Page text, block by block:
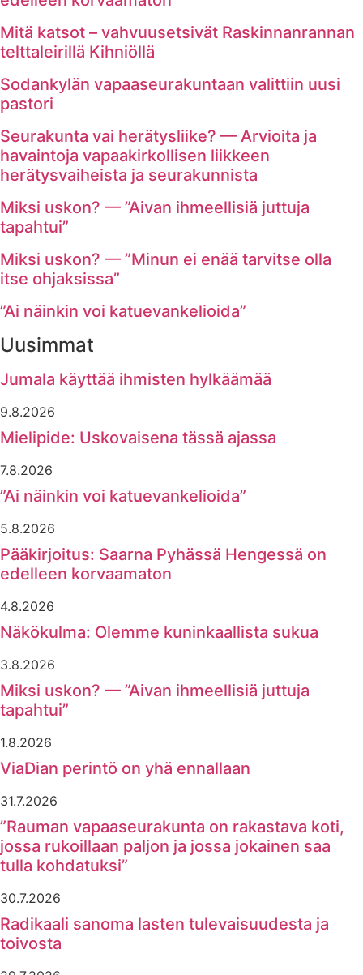
Mitä katsot – vahvuusetsivät Raskinnanrannan
telttaleirillä Kihniöllä
Sodankylän vapaaseurakuntaan valittiin uusi
pastori
Seurakunta vai herätysliike? — Arvioita ja
havaintoja vapaakirkollisen liikkeen
herätysvaiheista ja seurakunnista
Miksi uskon? — ”Aivan ihmeellisiä juttuja
tapahtui”
Miksi uskon? — ”Minun ei enää tarvitse olla
itse ohjaksissa”
”Ai näinkin voi katuevankelioida”
Uusimmat
Jumala käyttää ihmisten hylkäämää
9.8.2026
Mielipide: Uskovaisena tässä ajassa
7.8.2026
”Ai näinkin voi katuevankelioida”
5.8.2026
Pääkirjoitus: Saarna Pyhässä Hengessä on
edelleen korvaamaton
4.8.2026
Näkökulma: Olemme kuninkaallista sukua
3.8.2026
Miksi uskon? — ”Aivan ihmeellisiä juttuja
tapahtui”
1.8.2026
ViaDian perintö on yhä ennallaan
31.7.2026
”Rauman vapaaseurakunta on rakastava koti,
jossa rukoillaan paljon ja jossa jokainen saa
tulla kohdatuksi”
30.7.2026
Radikaali sanoma lasten tulevaisuudesta ja
toivosta